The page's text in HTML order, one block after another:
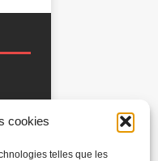
cookies
telles que les